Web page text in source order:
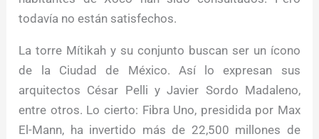
todavía no están satisfechos.
La torre Mítikah y su conjunto buscan ser un ícono
de la Ciudad de México. Así lo expresan sus
arquitectos César Pelli y Javier Sordo Madaleno,
entre otros. Lo cierto: Fibra Uno, presidida por Max
El-Mann, ha invertido más de 22,500 millones de